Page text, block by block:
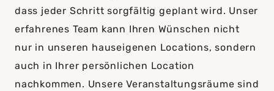
dass jeder Schritt sorgfältig geplant wird. Unser
erfahrenes Team kann Ihren Wünschen nicht
nur in unseren hauseigenen Locations, sondern
auch in Ihrer persönlichen Location
nachkommen. Unsere Veranstaltungsräume sind